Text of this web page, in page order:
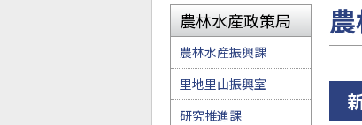
農林水産政策局
農林水産振興課
里地里山振興室
研究推進課